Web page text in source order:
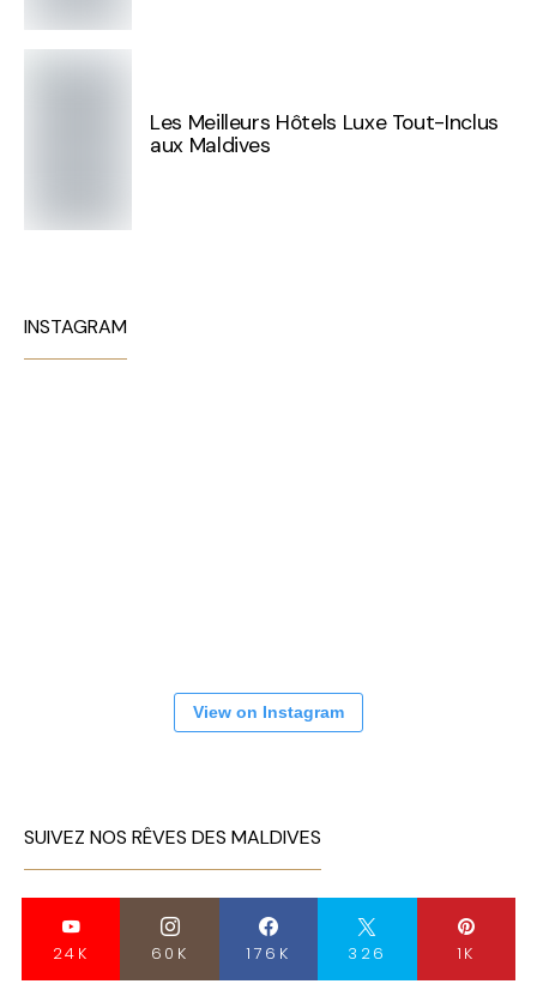
Les Meilleurs Hôtels Luxe Tout-Inclus
aux Maldives
INSTAGRAM
View on Instagram
SUIVEZ NOS RÊVES DES MALDIVES
24K 60K 176K 326 1K